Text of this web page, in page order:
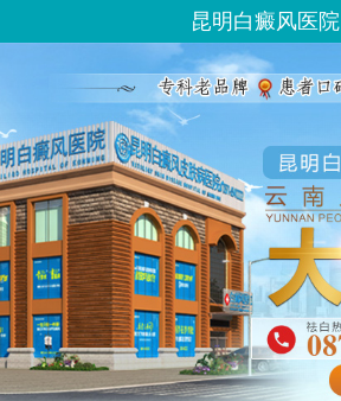
昆明白癜风医院